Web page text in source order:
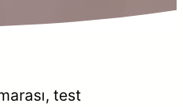
test